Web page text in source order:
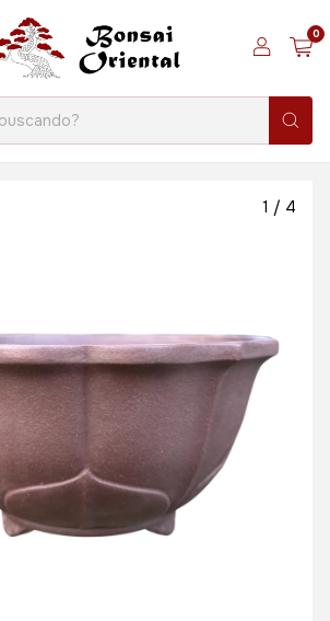
0
1 / 4